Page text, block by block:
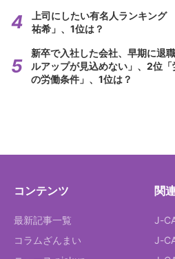
上司にしたい有名人ランキン
祐希」、1位は？
新卒で入社した会社、早期に退
ルアップが見込めない」、2位
の労働条件」、1位は？
コンテンツ
最新記事一覧
コラムざんまい
関
J-
J-